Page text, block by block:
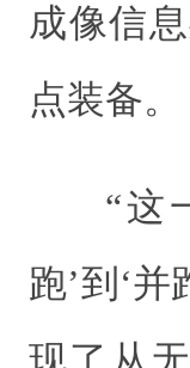
成像信
点装备。
“这
跑’到‘